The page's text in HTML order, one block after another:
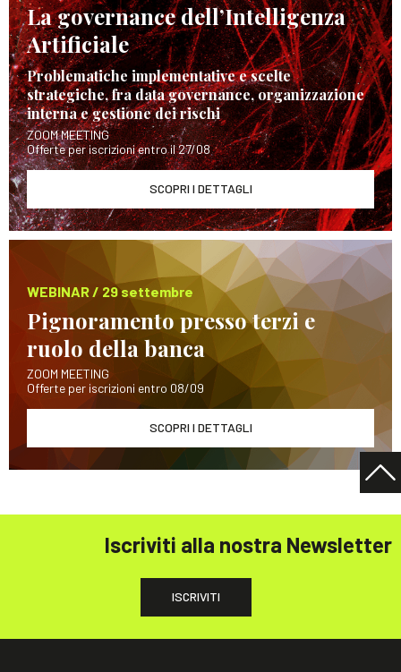
La governance dell’Intelligenza
Artificiale
Problematiche implementative e scelte
strategiche, fra data governance, organizzazione
interna e gestione dei rischi
ZOOM MEETING
Offerte per iscrizioni entro il 27/08
SCOPRI I DETTAGLI
WEBINAR / 29 settembre
Pignoramento presso terzi e
ruolo della banca
ZOOM MEETING
Offerte per iscrizioni entro 08/09
SCOPRI I DETTAGLI
Iscriviti alla nostra Newsletter
ISCRIVITI